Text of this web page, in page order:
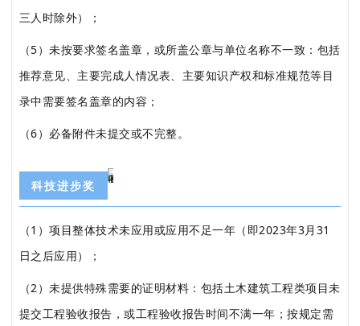
三人时除外）；
（5）未按要求签名盖章，或所盖公章与单位名称不一致：包括
推荐意见、主要完成人情况表、主要知识产权和标准规范等目
录中需要签名盖章的内容；
（6）必备附件未提交或不完整。
科技进步奖
（1）项目整体技术未应用或应用不足一年（即2023年3月31
日之后应用）；
（2）未提供特殊需要的证明材料：包括土木建筑工程类项目未
提交工程验收报告，或工程验收报告时间不满一年；按规定需